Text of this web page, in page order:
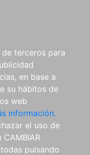
terceros para
en base a
su hábitos de
web
información.
el uso de
todas pulsando